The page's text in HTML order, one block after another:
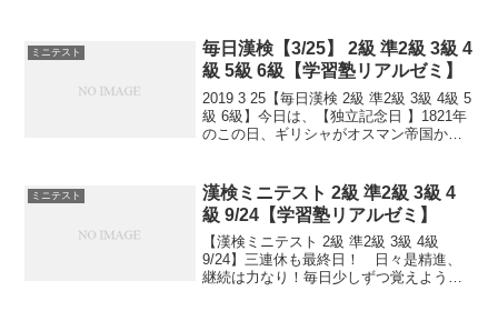
本の音楽文化と音楽家...
ミニテスト
毎日漢検【3/25】 2級 準2級 3級 4
級 5級 6級【学習塾リアルゼミ】
2019 3 25【毎日漢検 2級 準2級 3級 4級 5
級 6級】今日は、【独立記念日 】1821年
のこの日、ギリシャがオスマン帝国から
した日です。1878(...
ミニテスト
漢検ミニテスト 2級 準2級 3級 4
級 9/24【学習塾リアルゼミ】
【漢検ミニテスト 2級 準2級 3級 4級
9/24】三連休も最終日！ 日々是精進、
継続は力なり！毎日少しずつ覚えよう！